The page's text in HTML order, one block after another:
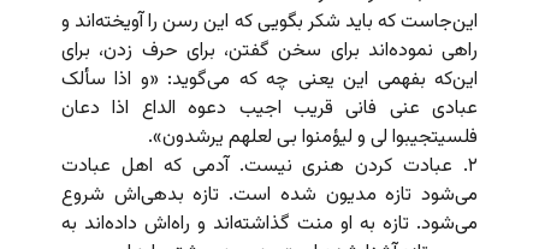
این‌جاست که باید شکر بگویی که این رسن را آویخته‌اند و
راهی نموده‌اند برای سخن گفتن، برای حرف زدن، برای
این‌که بفهمی این یعنی چه که می‌گوید: «و اذا سألک
عبادی عنی فانی قریب اجیب دعوه الداع اذا دعان
فلسیتجیبوا لی و لیؤمنوا بی لعلهم یرشدون».
۲. عبادت کردن هنری نیست. آدمی که اهل عبادت
می‌شود تازه مدیون شده است. تازه بدهی‌اش شروع
می‌شود. تازه به او منت گذاشته‌اند و راه‌اش داده‌اند به